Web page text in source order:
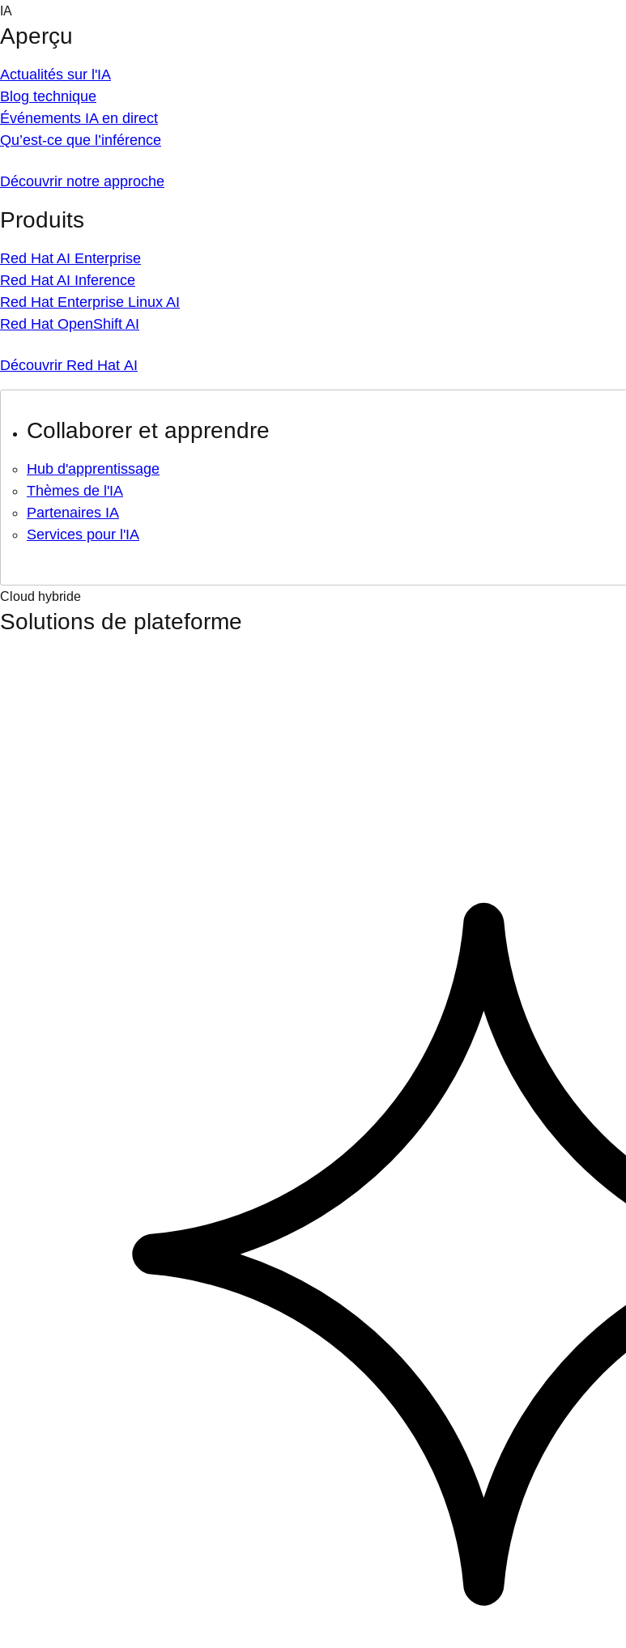
Skip
content
IA
Aperçu
Actualités sur l'IA
Blog technique
Événements IA en direct
Qu’est-ce que l’inférence
Découvrir notre approche
Produits
Red Hat AI Enterprise
Red Hat AI Inference
Red Hat Enterprise Linux AI
Red Hat OpenShift AI
Découvrir Red Hat AI
Collaborer et apprendre
Hub d'apprentissage
Thèmes de l'IA
Partenaires IA
Services pour l'IA
Cloud hybride
Solutions de plateforme